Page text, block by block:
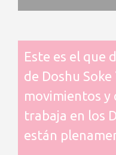
Este es el que
de Doshu
movimientos y
trabaja en los
están